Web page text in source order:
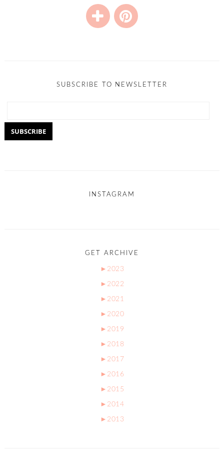
SUBSCRIBE TO NEWSLETTER
INSTAGRAM
GET ARCHIVE
► 2023
► 2022
► 2021
► 2020
► 2019
► 2018
► 2017
► 2016
► 2015
► 2014
► 2013